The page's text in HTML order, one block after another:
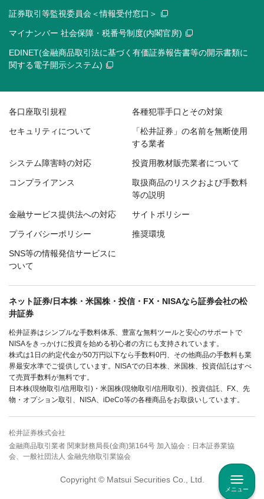
メニュー
証券取引等監視委員会＜情報受付窓口＞
マイナンバー 社会保障・税番号制度(内閣官房)
EDINET(金融商品取引法に基づく有価証券報告書等の開示書類に
関する電子開示システム)
各口座取引規程 各種犯罪手口とその対策
セキュリティについて
「松井証券」の名前を無断使用
する業者
システム障害時の対応 投資用教材販売業者について
コンプライアンス
取扱商品のリスクおよび手数料
等の説明
金融サービス提供法への対応 サイトポリシー
プライバシーポリシー 推奨環境
SNS等の情報発信サービスに
ついて
ネット証券/日本株・米国株・投信・FX・NISAなら証券会社の松
井証券
松井証券はシンプルな手数料体系、豊富な無料ツールと安心のサポートで
NISAをきっかけに投資を始める初心者の方にも支持されています。
株式は1日の約定代金が50万円以下なら手数料0円、その他商品の手数料も業
界最安水準でご提供しています。NISAでの日本株、米国株、投資信託はすべ
て売買手数料が無料です。
日本株(現物取引/信用取引)・米国株(現物取引/信用取引)、投資信託、FX、先
物・オプション取引、NISA、iDeCo等の各種商品をお取扱いしています。
松井証券株式会社
金融商品取引業者 関東財務局長(金商)第164号 加入協会：日本証券業協
会、一般社団法人 金融先物取引業協会
Copyright © Matsui Securities Co., Ltd.